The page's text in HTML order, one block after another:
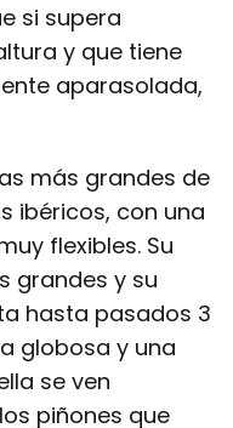
si supera
y que tiene
aparasolada,
más grandes de
ibéricos, con una
flexibles. Su
grandes y su
hasta pasados 3
globosa y una
se ven
piñones que